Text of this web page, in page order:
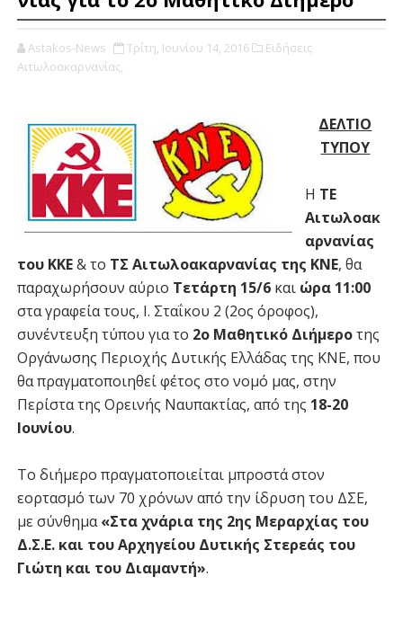
Astakos-News Τρίτη, Ιουνίου 14, 2016
Ειδήσεις
Αιτωλοακαρνανίας,
ΔΕΛΤΙΟ
ΤΥΠΟΥ
Η ΤΕ
Αιτωλοακ
αρνανίας
του ΚΚΕ& το ΤΣ Αιτωλοακαρνανίας της ΚΝΕ, θα
παραχωρήσουν αύριο Τετάρτη 15/6και ώρα 11:00
στα γραφεία τους, Ι. Σταΐκου 2 (2ος όροφος),
συνέντευξη τύπου για το 2ο Μαθητικό Διήμεροτης
Οργάνωσης Περιοχής Δυτικής Ελλάδας της ΚΝΕ, που
θα πραγματοποιηθεί φέτος στο νομό μας, στην
Περίστα της Ορεινής Ναυπακτίας, από της 18-20
Ιουνίου.
Το διήμερο πραγματοποιείται μπροστά στον
εορτασμό των 70 χρόνων από την ίδρυση του ΔΣΕ,
με σύνθημα«Στα χνάρια της 2ης Μεραρχίας του
Δ.Σ.Ε. και του Αρχηγείου Δυτικής Στερεάς του
Γιώτη και του Διαμαντή».